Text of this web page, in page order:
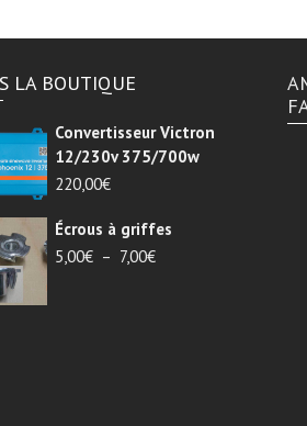
LA BOUTIQUE
Convertisseur Victron
12/230v 375/700w
220,00€
Écrous à griffes
5,00€ – 7,00€Plage